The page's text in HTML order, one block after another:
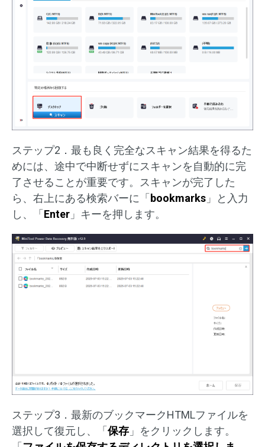
ステップ2．最も良く完全なスキャン結果を得るた
めには、途中で中断せずにスキャンを自動的に完
了させることが重要です。スキャンが完了した
ら、右上にある検索バーに「 bookmarks 」と入力
し、「 Enter 」キーを押します。
ステップ3．最新のブックマークHTMLファイルを
選択して復元し、「 保存 」をクリックします。